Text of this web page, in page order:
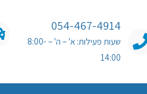
054-467-4914
שעות פעילות: א' – ה' – 8:00-
14:00